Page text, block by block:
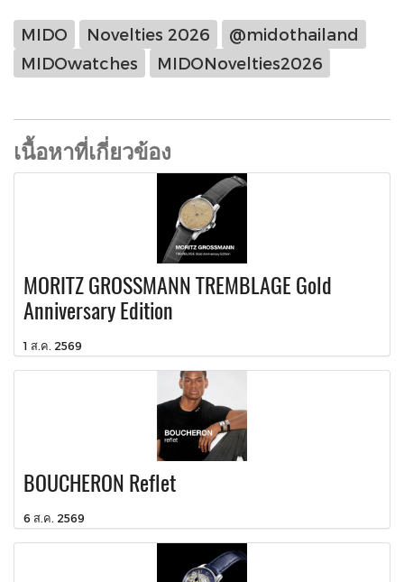
MIDO Novelties 2026
@midothailand
MIDOwatches
MIDONovelties2026
เนื้อหาที่เกี่ยวข้อง
MORITZ GROSSMANN TREMBLAGE Gold
Anniversary Edition
1 ส.ค. 2569
BOUCHERON Reflet
6 ส.ค. 2569